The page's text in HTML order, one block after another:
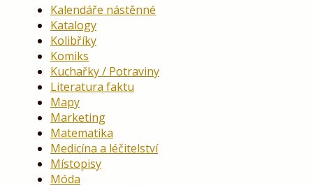
Kalendáře nástěnné
Katalogy
Kolibříky
Komiks
Kuchařky / Potraviny
Literatura faktu
Mapy
Marketing
Matematika
Medicína a léčitelství
Místopisy
Móda